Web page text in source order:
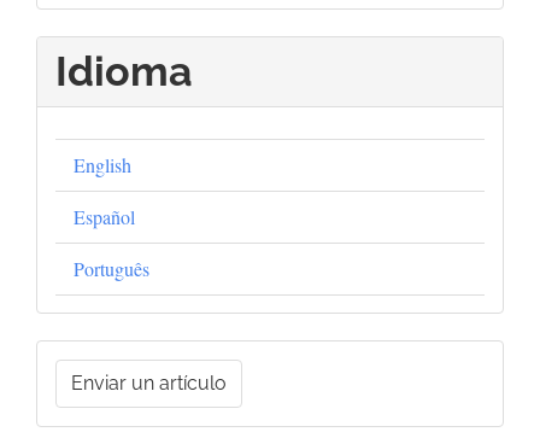
Idioma
English
Español
Português
Enviar
unEnviar un artículo